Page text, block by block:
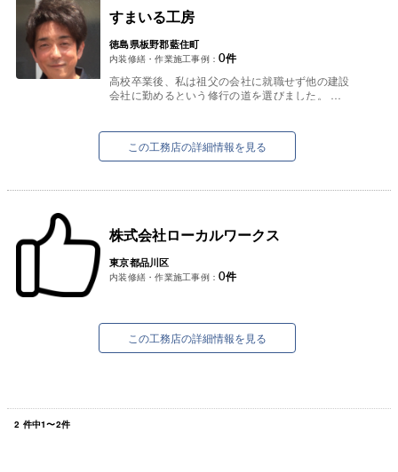
すまいる工房
徳島県板野郡藍住町
内装修繕・作業施工事例： 0件
高校卒業後、私は祖父の会社に就職せず他の建設
会社に勤めるという修行の道を選びました。
この工務店の詳細情報を見る
株式会社ローカルワークス
東京都品川区
内装修繕・作業施工事例： 0件
この工務店の詳細情報を見る
2 件中1〜2件